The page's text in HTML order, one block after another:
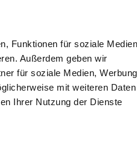
Funktionen für soziale Medien
Außerdem geben wir
für soziale Medien, Werbung
mit weiteren Daten
Ihrer Nutzung der Dienste
DAS DKV